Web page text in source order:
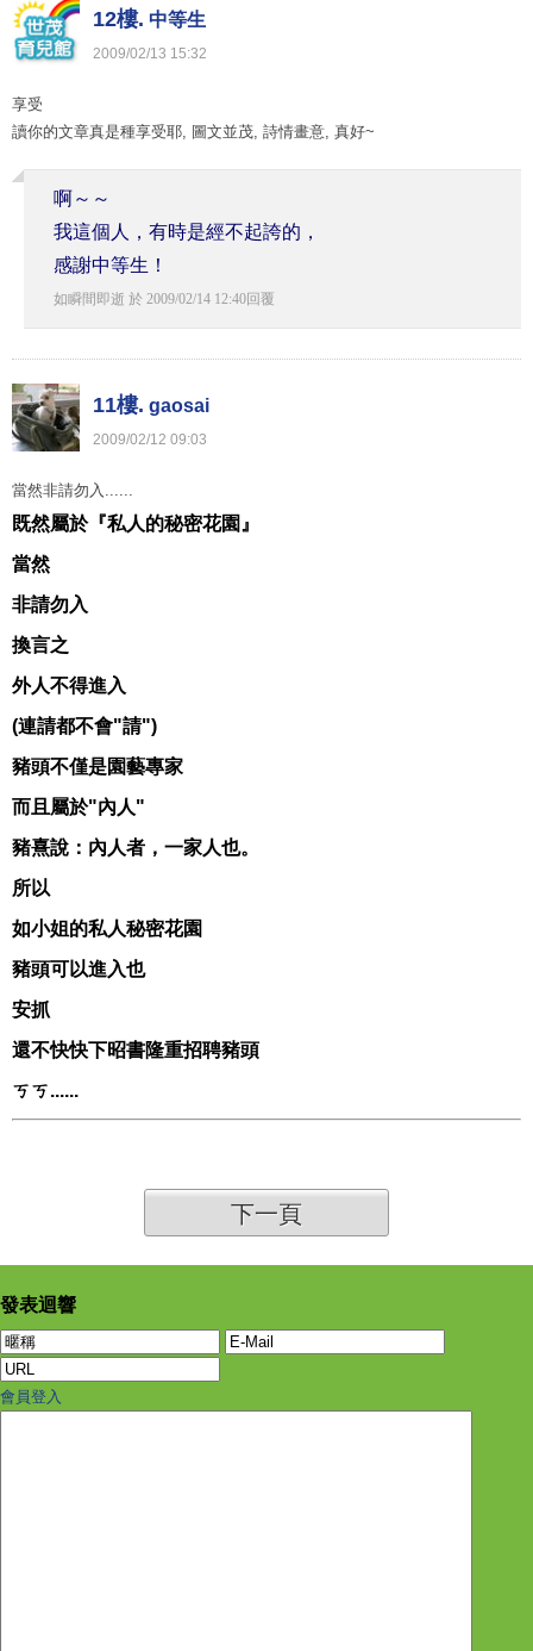
12樓. 中等生
2009/02/13 15:32
享受
讀你的文章真是種享受耶, 圖文並茂, 詩情畫意, 真好~
啊～～
我這個人，有時是經不起誇的，
感謝中等生！
如瞬間即逝 於 2009/02/14 12:40回覆
11樓. gaosai
2009/02/12 09:03
當然非請勿入......
既然屬於『私人的秘密花園』
當然
非請勿入
換言之
外人不得進入
(連請都不會"請")
豬頭不僅是園藝專家
而且屬於"內人"
豬熹說：內人者，一家人也。
所以
如小姐的私人秘密花園
豬頭可以進入也
安抓
還不快快下昭書隆重招聘豬頭
ㄎㄎ......
下一頁
發表迴響
會員登入